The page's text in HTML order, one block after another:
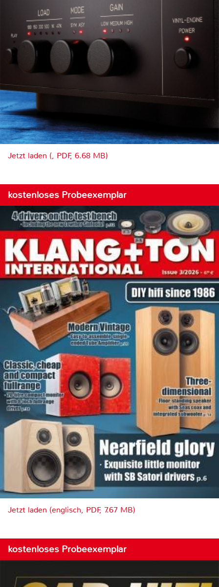
Jetzt laden (, PDF, 6.68 MB)
kostenloses Probeexemplar
Jetzt laden (englisch, PDF, 7.67 MB)
kostenloses Probeexemplar